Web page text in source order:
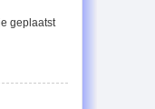
geplaatst